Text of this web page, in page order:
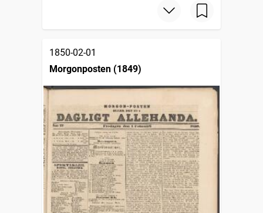
1850-02-01
Morgonposten (1849)